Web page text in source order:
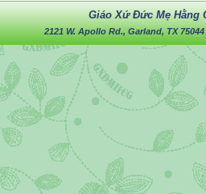
Giáo Xứ Đức Mẹ Hằng
2121 W. Apollo Rd., Garland, TX 75044